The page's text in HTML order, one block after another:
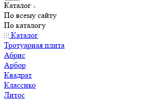
Каталог
По всему сайту
По каталогу
Каталог
Тротуарная плита
Абрис
Арбор
Квадрат
Классико
Литос